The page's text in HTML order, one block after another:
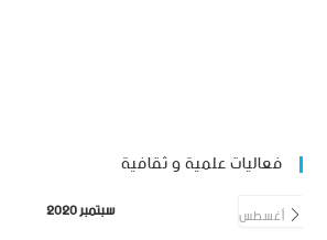
فعاليات علمية و ثقافية
أغسطس سبتمبر 2020